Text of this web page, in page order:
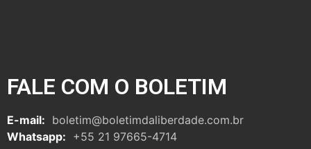
FALE COM O BOLETIM
E-mail: boletim@boletimdaliberdade.com.br
Whatsapp: +55 21 97665-4714